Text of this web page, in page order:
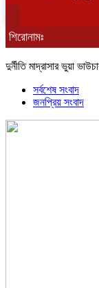
শিরোনামঃ
দুর্নীতি মাদ্রাসার ভুয়া
সর্বশেষ সংবাদ
জনপ্রিয় সংবাদ